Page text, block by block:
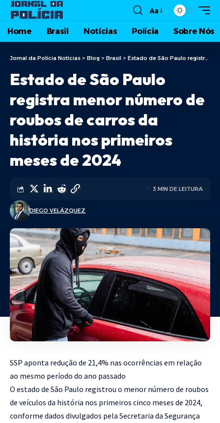
Aa
Home Brasil Notícias Polícia Sobre Nós
Jornal da Polícia Notícias > Blog > Brasil > Estado de São Paulo registra menor número de roubos de carros da história nos primeiros meses de 2024
Estado de São Paulo
registra menor número de
roubos de carros da
história nos primeiros
meses de 2024
DIEGO VELÁZQUEZ
3 MIN DE LEITURA
SSP aponta redução de 21,4% nas ocorrências em relação
ao mesmo período do ano passado
O estado de São Paulo registrou o menor número de roubos
de veículos da história nos primeiros cinco meses de 2024,
conforme dados divulgados pela Secretaria da Segurança